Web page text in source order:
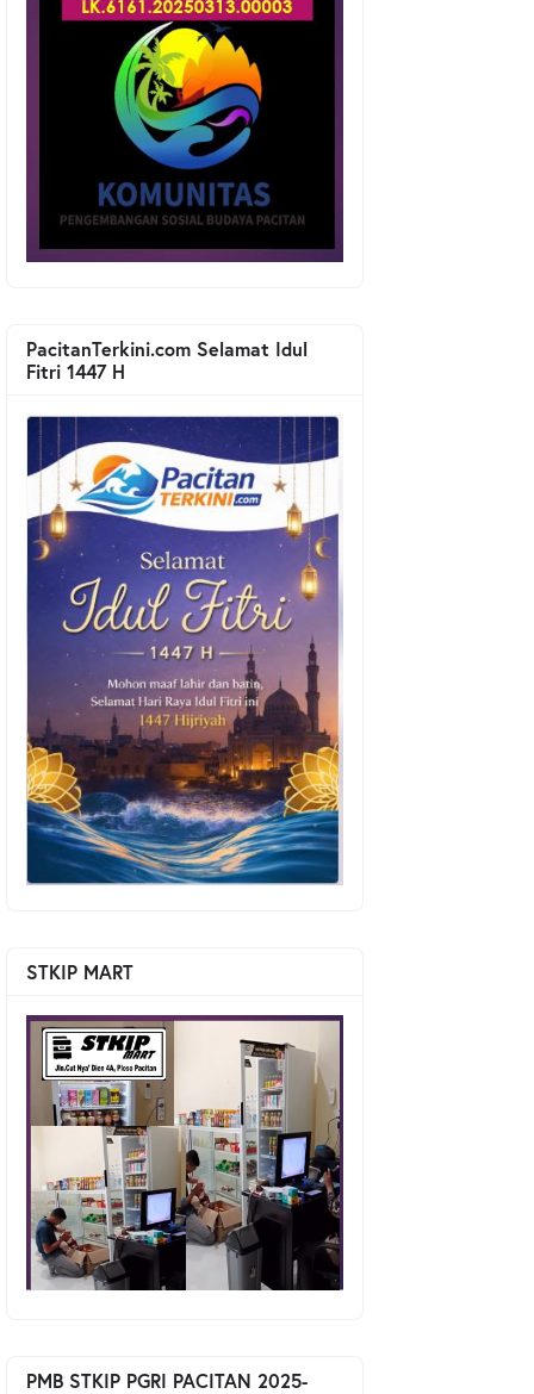
PacitanTerkini.com Selamat Idul
Fitri 1447 H
STKIP MART
PMB STKIP PGRI PACITAN 2025-